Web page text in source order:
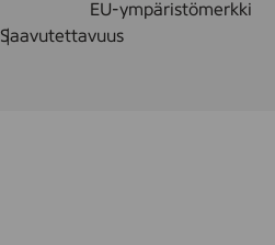
EU-ympäristömerkki
Saavutettavuus